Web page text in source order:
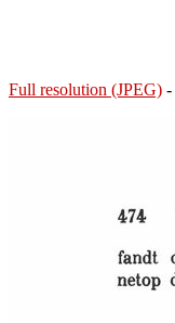
Full resolution (JPEG) -